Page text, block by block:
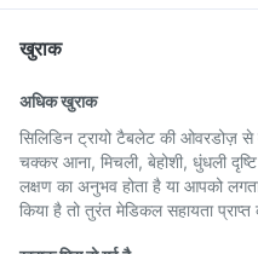
खुराक
अधिक खुराक
सिलिडिन ट्रायो टैबलेट की ओवरडोज़
चक्कर आना, मिचली, बेहोशी, धुंधली
लक्षण का अनुभव होता है या आपको
किया है तो तुरंत मेडिकल सहायता प्राप्त